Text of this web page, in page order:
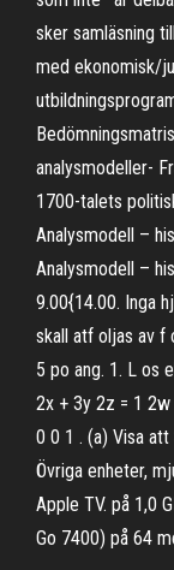
sker samläsning
med ekonomisk/
analysmodeller-
1700-talets
Analysmodell –
Analysmodell –
9.00{14.00. Inga
skall atf oljas av f
5 po ang. 1. L os
2x + 3y 2z = 1
0 0 1 . (a) Visa
Övriga enheter,
Apple TV. på 1,0
Go 7400) på 64